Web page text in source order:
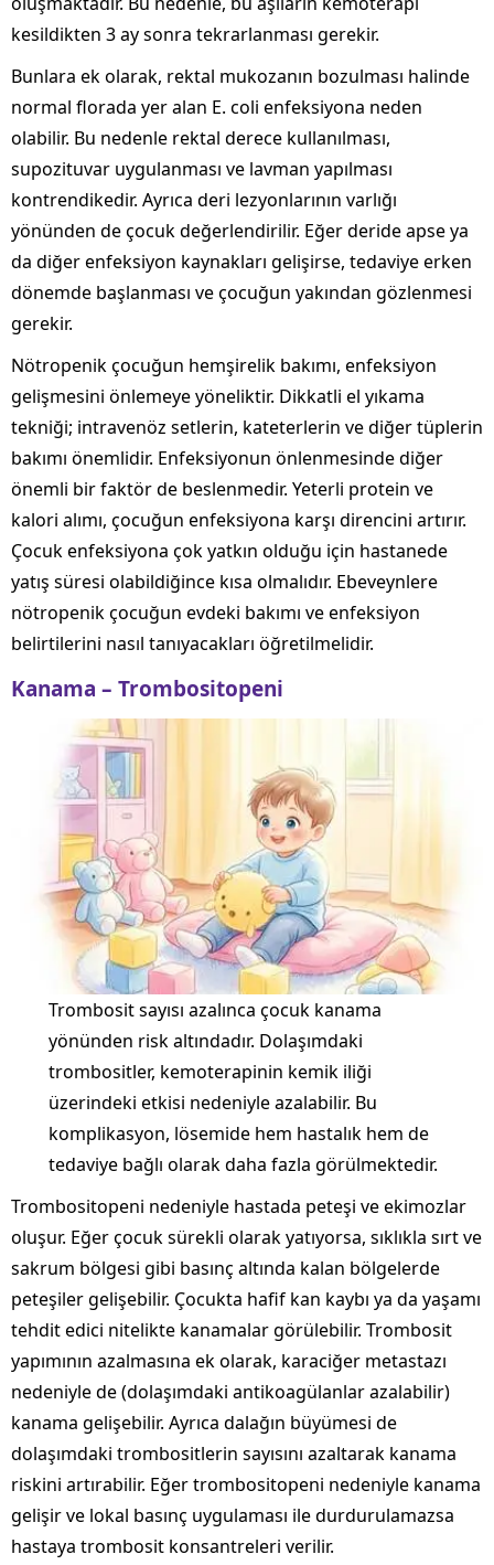
kesildikten 3 ay sonra tekrarlanması gerekir.
Bunlara ek olarak, rektal mukozanın bozulması halinde
normal florada yer alan E. coli enfeksiyona neden
olabilir. Bu nedenle rektal derece kullanılması,
supozituvar uygulanması ve lavman yapılması
kontrendikedir. Ayrıca deri lezyonlarının varlığı
yönünden de çocuk değerlendirilir. Eğer deride apse ya
da diğer enfeksiyon kaynakları gelişirse, tedaviye erken
dönemde başlanması ve çocuğun yakından gözlenmesi
gerekir.
Nötropenik çocuğun hemşirelik bakımı, enfeksiyon
gelişmesini önlemeye yöneliktir. Dikkatli el yıkama
tekniği; intravenöz setlerin, kateterlerin ve diğer tüplerin
bakımı önemlidir. Enfeksiyonun önlenmesinde diğer
önemli bir faktör de beslenmedir. Yeterli protein ve
kalori alımı, çocuğun enfeksiyona karşı direncini artırır.
Çocuk enfeksiyona çok yatkın olduğu için hastanede
yatış süresi olabildiğince kısa olmalıdır. Ebeveynlere
nötropenik çocuğun evdeki bakımı ve enfeksiyon
belirtilerini nasıl tanıyacakları öğretilmelidir.
Kanama – Trombositopeni
Trombosit sayısı azalınca çocuk kanama
yönünden risk altındadır. Dolaşımdaki
trombositler, kemoterapinin kemik iliği
üzerindeki etkisi nedeniyle azalabilir. Bu
komplikasyon, lösemide hem hastalık hem de
tedaviye bağlı olarak daha fazla görülmektedir.
Trombositopeni nedeniyle hastada peteşi ve ekimozlar
oluşur. Eğer çocuk sürekli olarak yatıyorsa, sıklıkla sırt ve
sakrum bölgesi gibi basınç altında kalan bölgelerde
peteşiler gelişebilir. Çocukta hafif kan kaybı ya da yaşamı
tehdit edici nitelikte kanamalar görülebilir. Trombosit
yapımının azalmasına ek olarak, karaciğer metastazı
nedeniyle de (dolaşımdaki antikoagülanlar azalabilir)
kanama gelişebilir. Ayrıca dalağın büyümesi de
dolaşımdaki trombositlerin sayısını azaltarak kanama
riskini artırabilir. Eğer trombositopeni nedeniyle kanama
gelişir ve lokal basınç uygulaması ile durdurulamazsa
hastaya trombosit konsantreleri verilir.